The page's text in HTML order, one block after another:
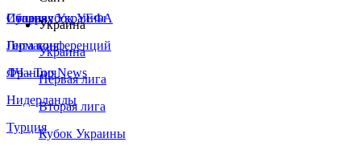
Сборная Украины
Италия
Германия
Франция
Нидерланды
Турция
Суперкубок УЕФА
Лига конференций
ЛЧ - Top News
Украина
Украина
Первая лига
Вторая лига
Кубок Украины